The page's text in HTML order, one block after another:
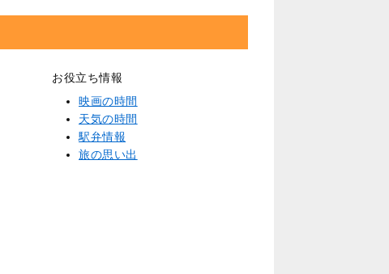
お役立ち情報
映画の時間
天気の時間
駅弁情報
旅の思い出